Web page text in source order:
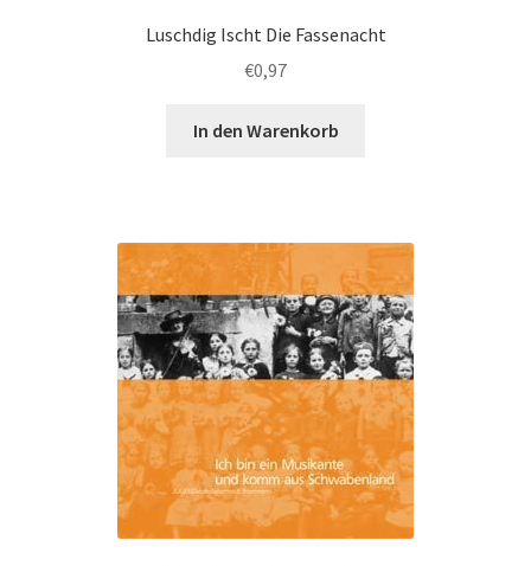
Luschdig Ischt Die Fassenacht
€0,97
In den Warenkorb